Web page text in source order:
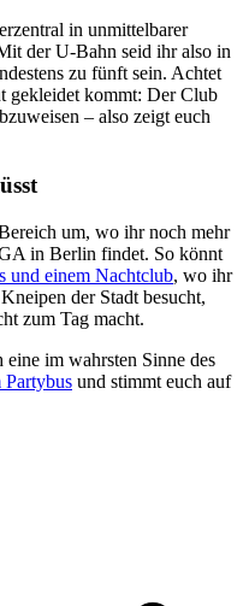
in unmittelbarer
der U-Bahn seid ihr also in
zu fünft sein. Achtet
gekleidet kommt: Der Club
– also zeigt euch
um, wo ihr noch mehr
in Berlin findet. So könnt
und einem Nachtclub, wo ihr
der Stadt besucht,
zum Tag macht.
im wahrsten Sinne des
Partybus und stimmt euch auf